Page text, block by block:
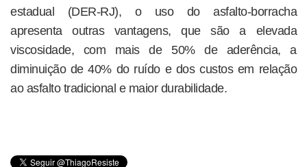
estadual (DER-RJ), o uso do asfalto-borracha
apresenta outras vantagens, que são a elevada
viscosidade, com mais de 50% de aderência, a
diminuição de 40% do ruído e dos custos em relação
ao asfalto tradicional e maior durabilidade.